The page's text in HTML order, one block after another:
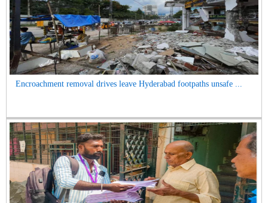
Encroachment removal drives leave Hyderabad footpaths unsafe ...